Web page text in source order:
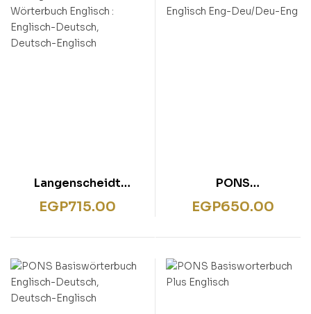
Langenscheidt
Universal-Wörterbuch
EGP715.00
PONS
Basisworterbuch
EGP650.00